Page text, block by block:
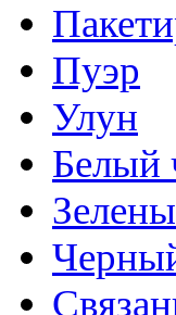
Пуэр
Улун
Белый